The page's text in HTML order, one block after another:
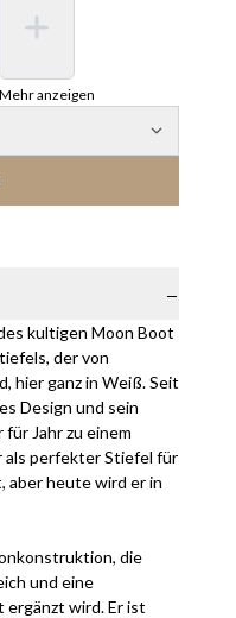
Mehr anzeigen
kultigen Moon Boot
der von
hier ganz in Weiß. Seit
Design und sein
Jahr zu einem
als perfekter Stiefel für
aber heute wird er in
die
und eine
wird. Er ist